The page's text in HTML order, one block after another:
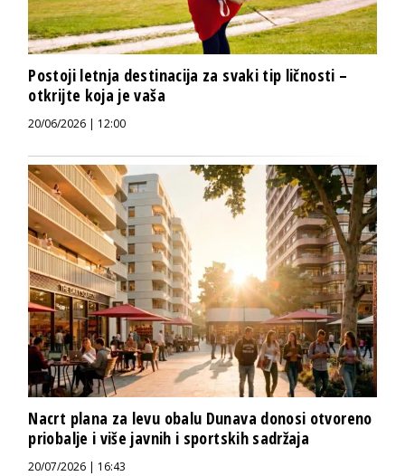
Postoji letnja destinacija za svaki tip ličnosti –
otkrijte koja je vaša
20/06/2026 | 12:00
Nacrt plana za levu obalu Dunava donosi otvoreno
priobalje i više javnih i sportskih sadržaja
20/07/2026 | 16:43